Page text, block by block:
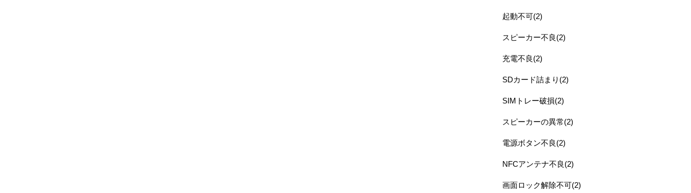
起動不可(2)
スピーカー不良(2)
充電不良(2)
SDカード詰まり(2)
SIMトレー破損(2)
スピーカーの異常(2)
電源ボタン不良(2)
NFCアンテナ不良(2)
画面ロック解除不可(2)